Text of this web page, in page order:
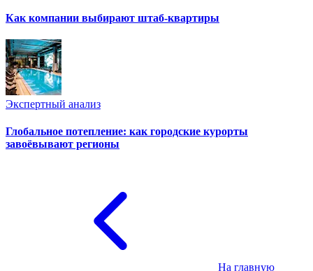
Как компании выбирают штаб-квартиры
Экспертный анализ
Глобальное потепление: как городские курорты
завоёвывают регионы
На главную